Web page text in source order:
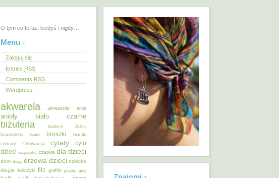
O tym co teraz, kiedyś i nigdy…
Menu
Zaloguj się
Entries RSS
Comments RSS
Wordpress
akwarela akwarele anioł
anioły biało czarne
biżuteria
biżuteria ślubna
bransoletki
bratki broszki buciki
chmury Chorwacja cytaty
cyto
dzieci czapeczka czapka dla dzieci
dom droga drzewa dzieci dziecko
długie kolczyki filc graffiti grzyby góry